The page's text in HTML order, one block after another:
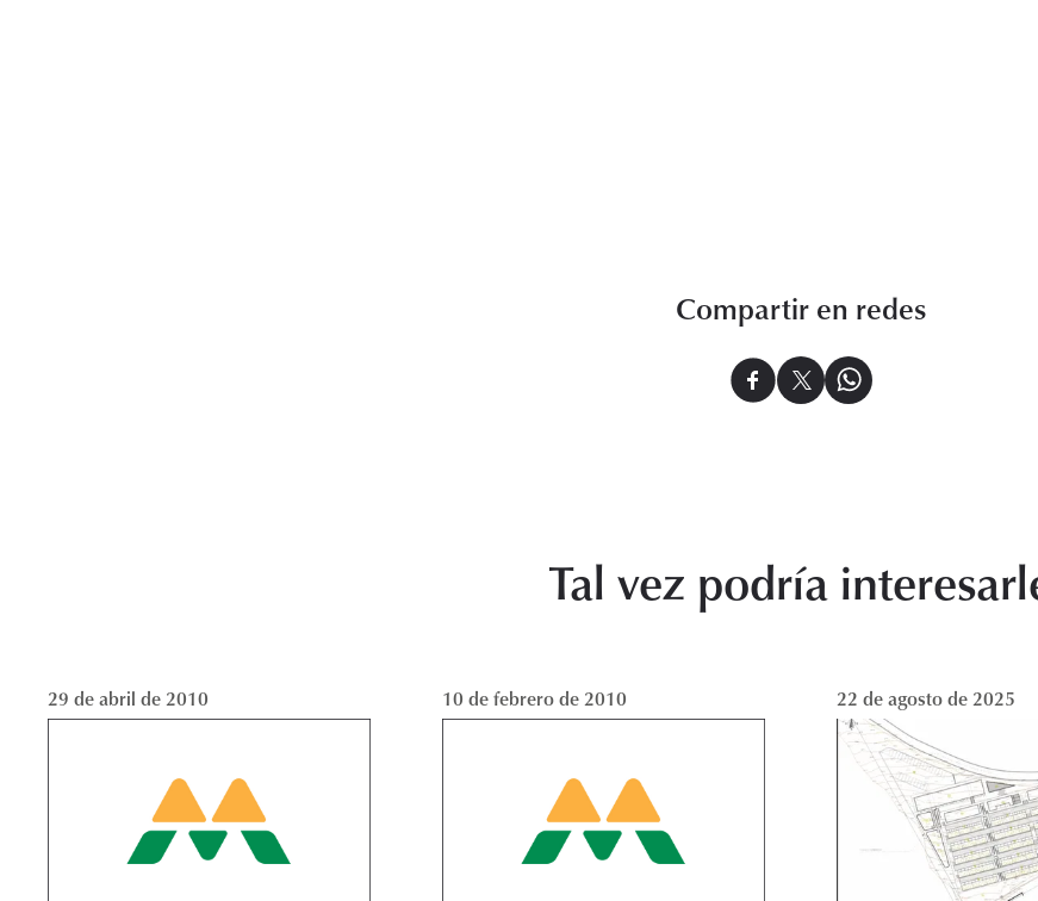
Compartir en redes
Tal vez podría
29 de abril de 2010 10 de febrero de 2010 22 de agosto de 2025